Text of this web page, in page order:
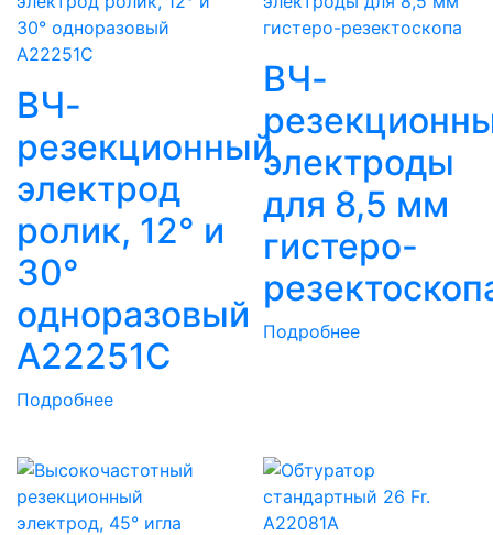
ВЧ-
резекционный
электрод
ролик, 12° и
30°
одноразовый
A22251C
Подробнее
ВЧ-
электроды
для 8,5 мм
гистеро-
Подробнее